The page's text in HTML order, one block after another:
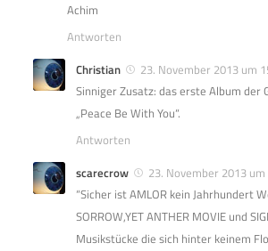
Achim
Antworten
Christian
23. November 2013 um
Sinniger Zusatz: das erste Album der
„Peace Be With You“.
Antworten
scarecrow
23. November 2013 um
“Sicher ist AMLOR kein Jahrhundert
SORROW,YET ANTHER MOVIE und
Musikstücke die sich hinter keinem